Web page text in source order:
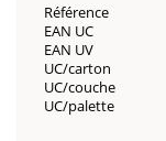
Référence
EAN UC
EAN UV
UC/carton
UC/couche
UC/palette